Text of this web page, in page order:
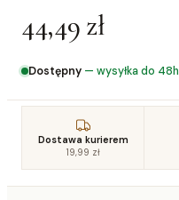
44,49 zł
Dostępny — wysyłka do 48h
Dostawa kurierem
19,99 zł